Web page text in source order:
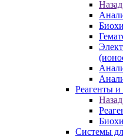
Назад
Реагенты
Назад
Системы